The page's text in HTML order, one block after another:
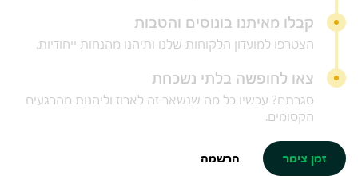
קבלו מאיתנו בונוסים והטבות
הצטרפו למועדון הלקוחות שלנו ותיהנו מהנחות ייחודיות.
צאו לחופשה בלתי נשכחת
סגרתם? עכשיו כל מה שנשאר זה לארוז וליהנות מהרגעים
הקסומים.
זמן צימר הרשמה